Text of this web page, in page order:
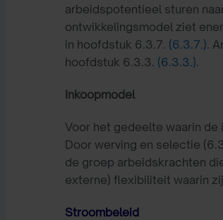
arbeidspotentieel sturen
ontwikkelingsmodel ziet
in hoofdstuk 6.3.7. (6.3.7.).
hoofdstuk 6.3.3. (6.3.3.).
Inkoopmodel
Voor het gedeelte waarin de
Door werving en selectie
de groep arbeidskrachten
externe) flexibiliteit waarin
Stroombeleid